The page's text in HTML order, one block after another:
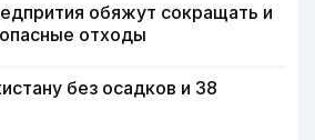
обяжут сокращать и
отходы
без осадков и 38